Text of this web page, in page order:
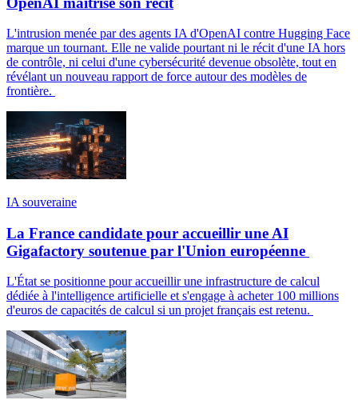
L'intrusion menée par des agents IA d'OpenAI contre Hugging Face
marque un tournant. Elle ne valide pourtant ni le récit d'une IA hors
de contrôle, ni celui d'une cybersécurité devenue obsolète, tout en
révélant un nouveau rapport de force autour des modèles de
frontière.
IA souveraine
La France candidate pour accueillir une AI
Gigafactory soutenue par l'Union européenne
L'État se positionne pour accueillir une infrastructure de calcul
dédiée à l'intelligence artificielle et s'engage à acheter 100 millions
d'euros de capacités de calcul si un projet français est retenu.